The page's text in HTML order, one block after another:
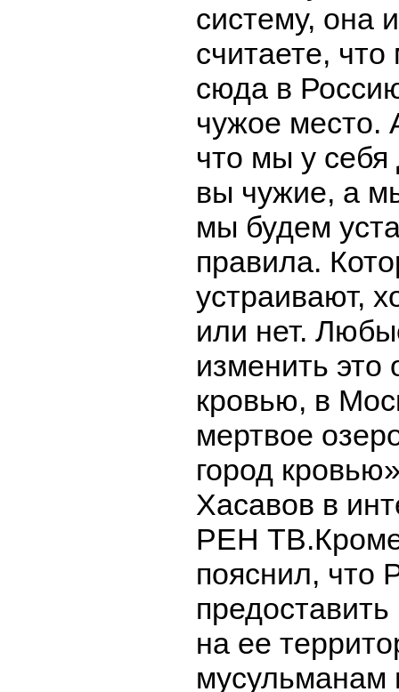
систему, она
считаете,
сюда в
чужое место.
что мы у
вы чужие, а
мы будем
правила.
устраивают,
или нет.
изменить это
кровью, в
мертвое
город
Хасавов в
РЕН ТВ.Кроме
пояснил, что
на ее
мусульманам